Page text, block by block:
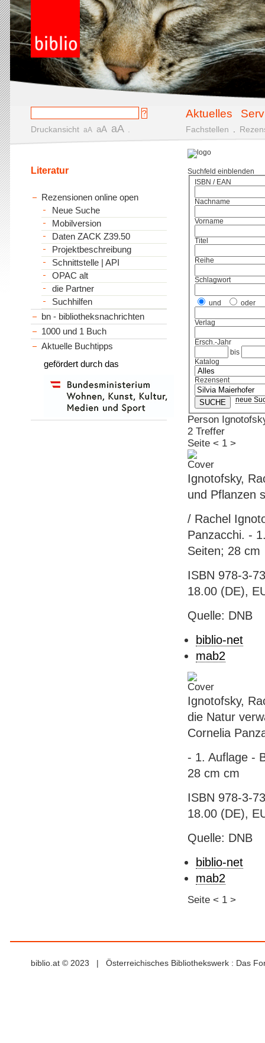
Aktuelles
Druckansicht aA aA aA Fachstellen
Suchfeld einblenden
ISBN / EAN
Nachname
Vorname
Titel
Reihe
Schlagwort
und oder
Verlag
Ersch.-Jahr
bis
Katalog
Rezensent
neue
Person
2 Treffer
Seite < 1 >
Ignotofsky,
und Pflanzen
/ Rachel
Panzacchi. -
Seiten; 28 cm
ISBN 978-3-
18.00 (DE),
Quelle: DNB
biblio-net
mab2
Ignotofsky,
die Natur
Cornelia
- 1. Auflage -
28 cm cm
ISBN 978-3-
18.00 (DE),
Quelle: DNB
biblio-net
mab2
Seite < 1 >
Literatur
Rezensionen online open
Neue Suche
Mobilversion
Daten ZACK Z39.50
Projektbeschreibung
Schnittstelle | API
OPAC alt
die Partner
Suchhilfen
bn - bibliotheksnachrichten
1000 und 1 Buch
Aktuelle Buchtipps
gefördert durch das
biblio.at © 2023 | Österreichisches Bibliothekswerk : Das